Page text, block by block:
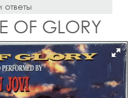
OF GLORY